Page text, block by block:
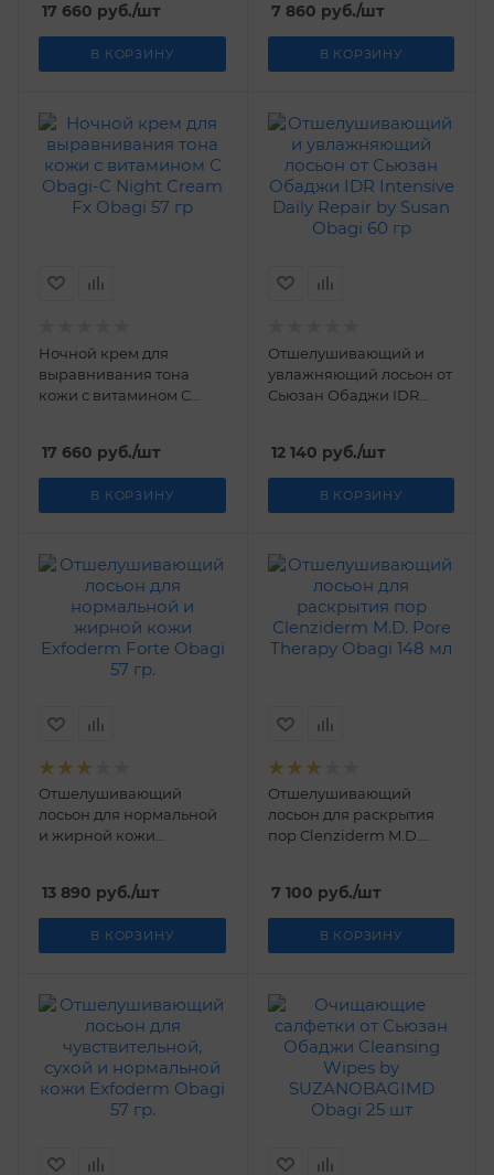
17 660 руб./шт
В КОРЗИНУ
7 860 руб./шт
В КОРЗИНУ
Ночной крем для
выравнивания тона
кожи с витамином С
17 660 руб./шт
В КОРЗИНУ
Отшелушивающий и
увлажняющий лосьон от
Сьюзан Обаджи IDR
12 140 руб./шт
В КОРЗИНУ
Отшелушивающий
лосьон для нормальной
и жирной кожи
13 890 руб./шт
В КОРЗИНУ
Отшелушивающий
лосьон для раскрытия
пор Clenziderm M.D.
7 100 руб./шт
В КОРЗИНУ